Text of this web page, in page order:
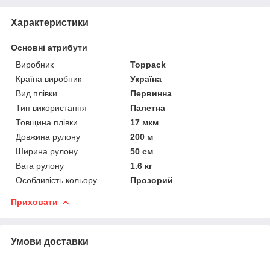
Характеристики
Основні атрибути
Виробник
Toppack
Країна виробник
Україна
Вид плівки
Первинна
Тип використання
Палетна
Товщина плівки
17 мкм
Довжина рулону
200 м
Ширина рулону
50 см
Вага рулону
1.6 кг
Особливість кольору
Прозорий
Приховати
Умови доставки